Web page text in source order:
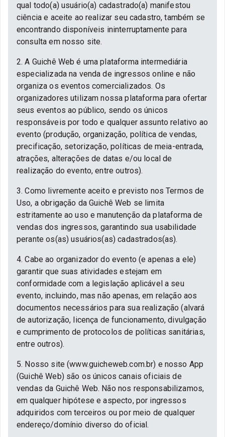
qual todo(a) usuário(a) cadastrado(a) manifestou
ciência e aceite ao realizar seu cadastro, também se
encontrando disponíveis ininterruptamente para
consulta em nosso site.
2. A Guichê Web é uma plataforma intermediária
especializada na venda de ingressos online e não
organiza os eventos comercializados. Os
organizadores utilizam nossa plataforma para ofertar
seus eventos ao público, sendo os únicos
responsáveis por todo e qualquer assunto relativo ao
evento (produção, organização, política de vendas,
precificação, setorização, políticas de meia-entrada,
atrações, alterações de datas e/ou local de
realização do evento, entre outros).
3. Como livremente aceito e previsto nos Termos de
Uso, a obrigação da Guichê Web se limita
estritamente ao uso e manutenção da plataforma de
vendas dos ingressos, garantindo sua usabilidade
perante os(as) usuários(as) cadastrados(as).
4. Cabe ao organizador do evento (e apenas a ele)
garantir que suas atividades estejam em
conformidade com a legislação aplicável a seu
evento, incluindo, mas não apenas, em relação aos
documentos necessários para sua realização (alvará
de autorização, licença de funcionamento, divulgação
e cumprimento de protocolos de políticas sanitárias,
entre outros).
5. Nosso site (www.guicheweb.com.br) e nosso App
(Guichê Web) são os únicos canais oficiais de
vendas da Guichê Web. Não nos responsabilizamos,
em qualquer hipótese e aspecto, por ingressos
adquiridos com terceiros ou por meio de qualquer
endereço/domínio diverso do oficial.